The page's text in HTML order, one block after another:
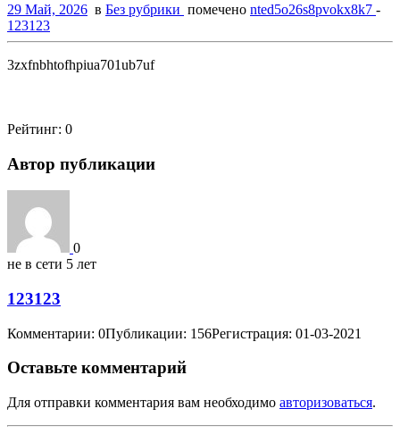
29 Май, 2026 в Без рубрики помечено nted5o26s8pvokx8k7 -
123123
3zxfnbhtofhpiua701ub7uf
Рейтинг: 0
Автор публикации
0
не в сети 5 лет
123123
Комментарии: 0Публикации: 156Регистрация: 01-03-2021
Оставьте комментарий
Для отправки комментария вам необходимо авторизоваться.